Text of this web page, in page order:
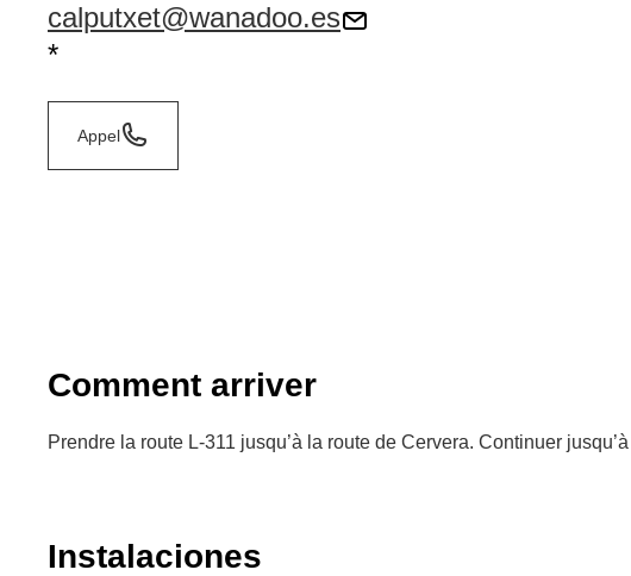
calputxet@wanadoo.es
*
Appel
Comment arriver
Prendre la route L-311 jusqu’à la route de Cervera. Continuer
Instalaciones